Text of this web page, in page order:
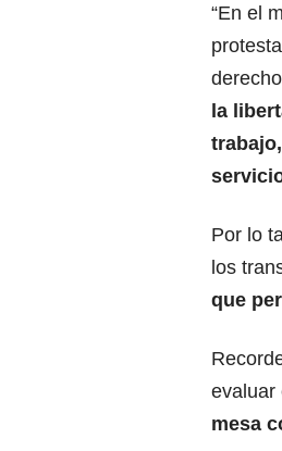
“En el
la
Por lo
los
que
evaluar
mesa